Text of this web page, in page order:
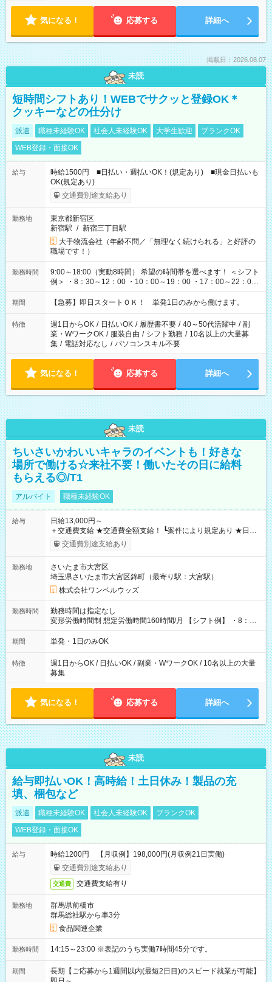
気になる！ 応募する 詳細へ
掲載日：2026.08.07
未読
短時間シフトあり！WEBでサクッと登録OK＊
クッキーなどの仕分け
派遣 職種未経験OK 社会人未経験OK 大学生歓迎
ブランクOK
WEB登録・面接OK
給与
時給1500円 ■日払い・週払いOK！(規定あり) ■現金日払いも
OK(規定あり)
交通費別途支給あり
勤務地
東京都新宿区
新宿駅 / 新宿三丁目駅
大手物流会社（年齢不問／「無理なく続けられる」と好評の
職場です！）
勤務時間
9:00～18:00（実動8時間） 希望の時間帯を選べます！ ＜シフト
例＞ ・8：30～12：00 ・10：00～19：00 ・17：00～22：00
・13：00～22：00 ・22：00～翌6：00 など
期間 【急募】即日スタートＯＫ！ 単発1日のみから働けます。
特徴 週1日からOK / 日払いOK / 履歴書不要 / 40～50代活躍中 / 副
業・WワークOK / 服装自由 / シフト勤務 / 10名以上の大量募
集 / 電話対応なし / パソコンスキル不要
気になる！ 応募する 詳細へ
未読
ちいさいかわいいキャラのイベントも！好きな
場所で働ける☆来社不要！働いたその日に給料
もらえる◎/T1
アルバイト 職種未経験OK
給与
日給13,000円～
＋交通費支給 ★交通費全額支給！ ┗案件により規定あり ★日払
いOK！（規定あり） ┗働いたその日に現金GET♪ お仕事後はコ
ンビニATMから 日払い分を引き落とせます！ 【試用期間】試
交通費別途支給あり
勤務地
さいたま市大宮区
埼玉県さいたま市大宮区錦町（最寄り駅：大宮駅）
株式会社ワンベルウッズ
勤務時間
勤務時間は指定なし
変形労働時間制 想定労働時間160時間/月 【シフト例】 ・8：00
～21：00
期間 単発・1日のみOK
特徴
週1日からOK / 日払いOK / 副業・WワークOK / 10名以上の大量
募集
気になる！ 応募する 詳細へ
未読
給与即払いOK！高時給！土日休み！製品の充
填、梱包など
派遣 職種未経験OK 社会人未経験OK
ブランクOK
WEB登録・面接OK
給与
時給1200円 【月収例】198,000円(月収例21日実働)
交通費別途支給あり
交通費 交通費支給有り
勤務地
群馬県前橋市
群馬総社駅から車3分
食品関連企業
勤務時間 14:15～23:00 ※表記のうち実働7時間45分です。
期間
長期【ご応募から1週間以内(最短2日目)のスピード就業が可能】